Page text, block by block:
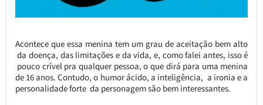
Acontece que essa menina tem um grau de aceitação bem alto
da doença, das limitações e da vida, e, como falei antes, isso é
pouco crível pra qualquer pessoa, o que dirá para uma menina
de 16 anos. Contudo, o humor ácido, a inteligência, a ironia e a
personalidade forte da personagem são bem interessantes.